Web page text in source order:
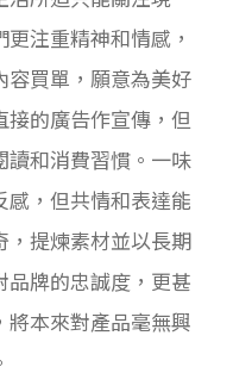
注重精神和情感，
容買單，願意為美好
接的廣告作宣傳，但
讀和消費習慣。一味
感，但共情和表達能
，提煉素材並以長期
品牌的忠誠度，更甚
將本來對產品毫無興